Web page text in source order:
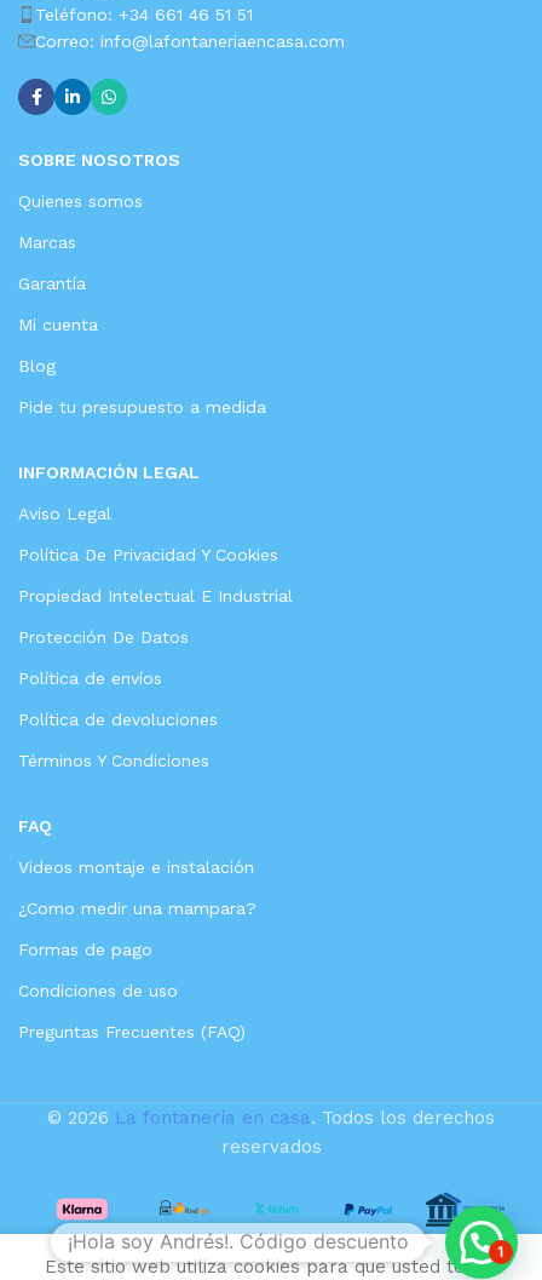
Teléfono: +34 661 46 51 51
Correo: info@lafontaneriaencasa.com
SOBRE NOSOTROS
Quienes somos
Marcas
Garantía
Mi cuenta
Blog
Pide tu presupuesto a medida
INFORMACIÓN LEGAL
Aviso Legal
Política De Privacidad Y Cookies
Propiedad Intelectual E Industrial
Protección De Datos
Política de envíos
Política de devoluciones
Términos Y Condiciones
FAQ
Videos montaje e instalación
¿Como medir una mampara?
Formas de pago
Condiciones de uso
Preguntas Frecuentes (FAQ)
© 2026 La fontanería en casa. Todos los derechos
reservados
Este sitio web utiliza cookies para que usted tenga
VALAZ Grifo
lavabo
empotrado
redondo
97,15€
¡Hola soy Andrés!. Código descuento 1